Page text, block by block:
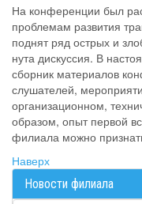
На конференции был
проблемам развития
поднят ряд острых и
нута дискуссия. В
сборник материалов
слушателей,
организационном,
образом, опыт первой
филиала можно
Наверх
Новости филиала